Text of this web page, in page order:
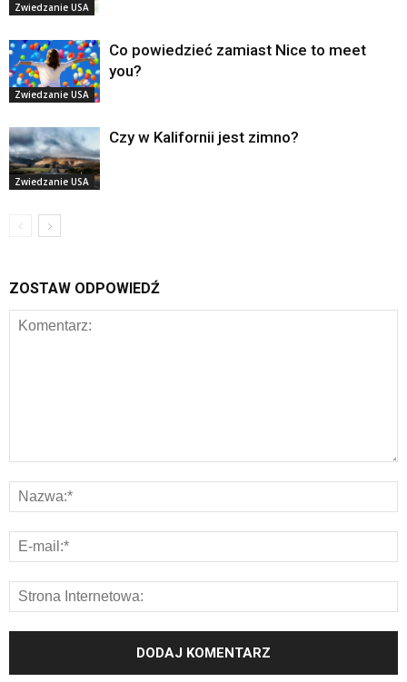
Zwiedzanie USA
Zwiedzanie USA
Co powiedzieć zamiast Nice to meet
you?
Zwiedzanie USA
Czy w Kalifornii jest zimno?
ZOSTAW ODPOWIEDŹ